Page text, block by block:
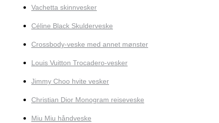
Vachetta skinnvesker
Céline Black Skulderveske
Crossbody-veske med annet mønster
Louis Vuitton Trocadero-vesker
Jimmy Choo hvite vesker
Christian Dior Monogram reiseveske
Miu Miu håndveske